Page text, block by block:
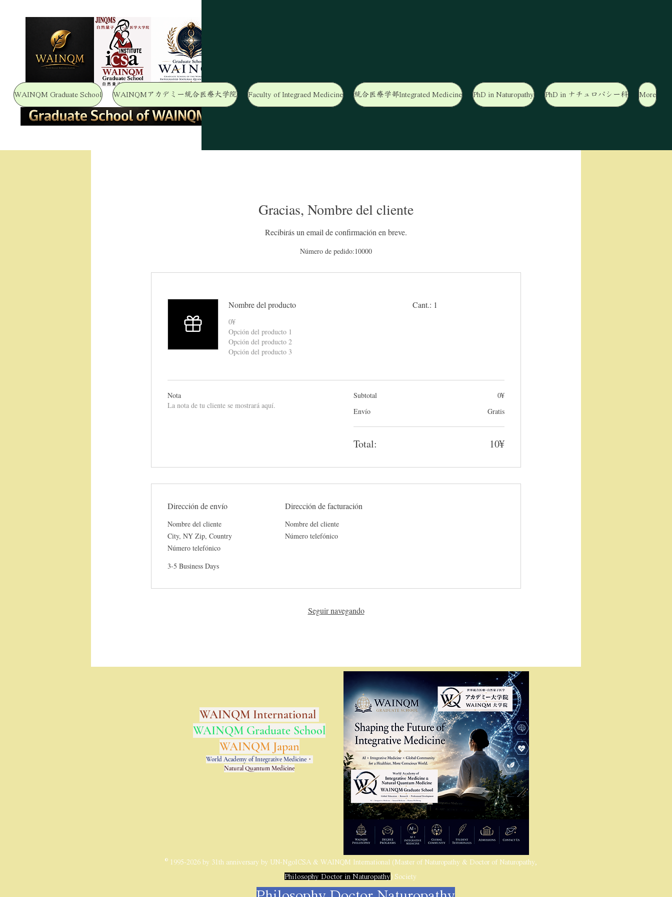
WAINQM Graduate School WAINQMアカデミー統合医療大学院 Faculty of Integraed Medicine 統合医療学部Integrated Medicine PhD in Naturopathy PhD in ナチュロパシー科 More
Gracias, Nombre del cliente
Recibirás un email de confirmación en breve.
Número de pedido:10000
Nombre del producto
0¥
Opción del producto 1
Opción del producto 2
Opción del producto 3
Cant.: 1
Nota
La nota de tu cliente se mostrará aquí.
Subtotal
0¥
Envío
Gratis
Total: 10¥
Dirección de envío
Nombre del cliente
City, NY Zip, Country
Número telefónico
3-5 Business Days
Dirección de facturación
Nombre del cliente
Número telefónico
Seguir navegando
WAINQM International
WAINQM Graduate School
WAINQM Japan
World Academy of Integrative Medicine・
Natural Quantum Medicine
© 1995-2026 by 31th anniversary by UN-NgoICSA & WAINQM International (Master of Naturopathy & Doctor of Naturopathy,
Philosophy Doctor in Naturopathy) Society